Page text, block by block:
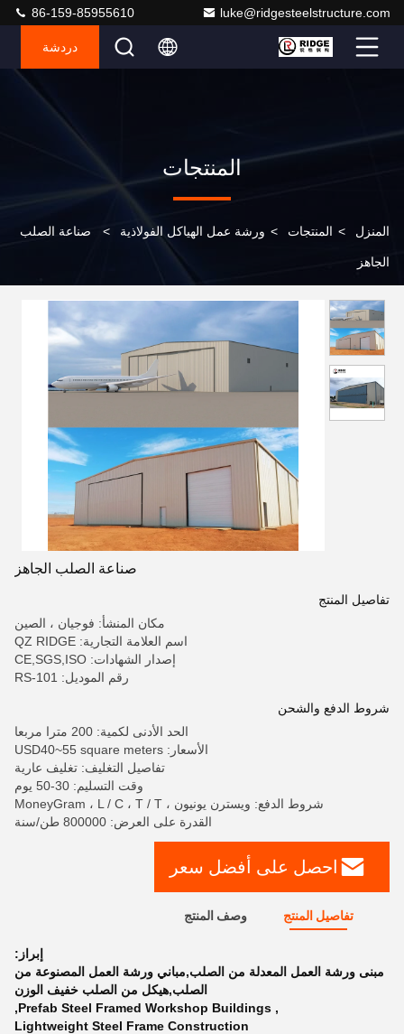
luke@ridgesteelstructure.com
86-159-85955610
دردشة
المنتجات
المنزل > المنتجات > ورشة عمل الهياكل الفولاذية > صناعة الصلب
الجاهز
صناعة الصلب الجاهز
تفاصيل المنتج
مكان المنشأ: فوجيان ، الصين
اسم العلامة التجارية: QZ RIDGE
إصدار الشهادات: CE,SGS,ISO
رقم الموديل: RS-101
شروط الدفع والشحن
الحد الأدنى لكمية: 200 مترا مربعا
الأسعار: USD40~55 square meters
تفاصيل التغليف: تغليف عارية
وقت التسليم: 30-50 يوم
شروط الدفع: ويسترن يونيون ، MoneyGram ، L / C ، T / T
القدرة على العرض: 800000 طن/سنة
احصل على أفضل سعر
تفاصيل المنتج وصف المنتج
إبراز:
مبنى ورشة العمل المعدلة من الصلب,مباني ورشة العمل المصنوعة من
الصلب,هيكل من الصلب خفيف الوزن
,
Prefab Steel Framed Workshop Buildings
,
Lightweight Steel Frame Construction